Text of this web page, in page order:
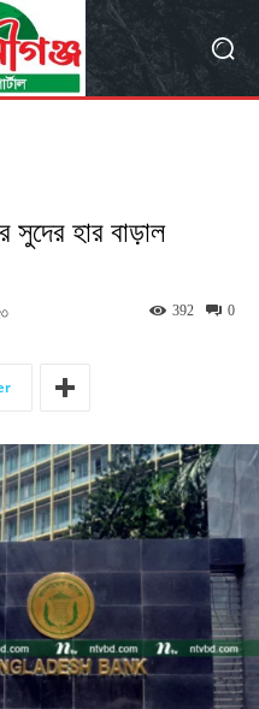
সুদের হার বাড়াল
0
392